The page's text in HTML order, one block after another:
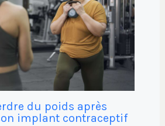
du poids après
implant contraceptif